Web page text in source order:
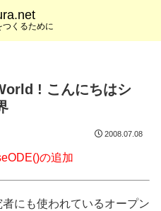
つくるために
! こんにちはシ
2008.07.08
の追加
にも使われているオープン